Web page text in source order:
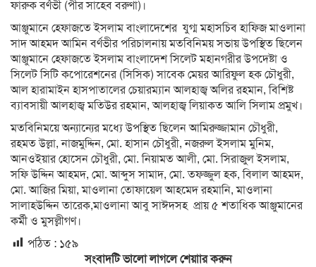
ফারুক বর্ণভী (পীর সাহেব বরুণা)।
আঞ্জুমানে হেফাজতে ইসলাম বাংলাদেশের যুগ্ম মহাসচিব হাফিজ মাওলানা
সাদ আহমদ আমিন বর্ণভীর পরিচালনায় মতবিনিময় সভায় উপস্থিত ছিলেন
আঞ্জুমানে হেফাজতে ইসলাম বাংলাদেশ সিলেট মহানগরীর উপদেষ্টা ও
সিলেট সিটি কপোরেশনের (সিসিক) সাবেক মেয়র আরিফুল হক চৌধুরী,
আল হারামাইন হাসপাতালের চেয়ারম্যান আলহাজ্ব অলির রহমান, বিশিষ্ট
ব্যাবসায়ী আলহাজ্ব মতিউর রহমান, আলহাজ্ব লিয়াকত আলি সিলাম প্রমুখ।
মতবিনিময়ে অন্যান্যের মধ্যে উপস্থিত ছিলেন আমিরুজ্জামান চৌধুরী,
রহমত উল্লা, নাজমুদ্দিন, মো. হাসান চৌধুরী, নজরুল ইসলাম মুনিম,
আনওইয়ার হোসেন চৌধুরী, মো. নিয়ামত আলী, মো. সিরাজুল ইসলাম,
সফি উদ্দিন আহমদ, মো. আব্দুস সামাদ, মো. তফজ্জুল হক, বিলাল আহমদ,
মো. আজির মিয়া, মাওলানা তোফায়েল আহমেদ রহমানি, মাওলানা
সালাহউদ্দিন তারেক,মাওলানা আবু সাঈদসহ প্রায় ৫ শতাধিক আঞ্জুমানের
কর্মী ও মুসল্লীগণ।
পঠিত : ১৫৯
সংবাদটি ভালো লাগলে শেয়াার করুন